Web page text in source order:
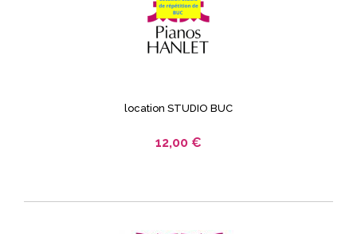
location STUDIO BUC
12,00 €